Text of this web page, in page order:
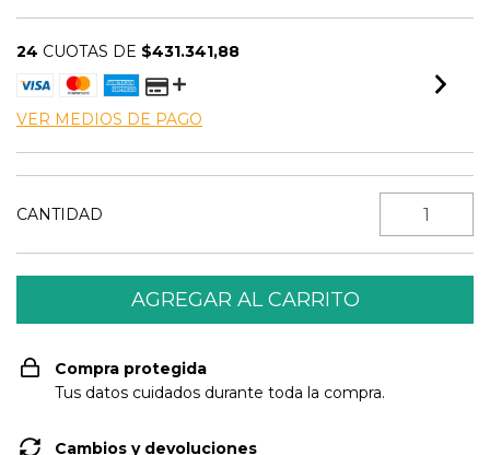
24 CUOTAS DE $431.341,88
VER MEDIOS DE PAGO
CANTIDAD
Compra protegida
Tus datos cuidados durante toda la compra.
Cambios y devoluciones